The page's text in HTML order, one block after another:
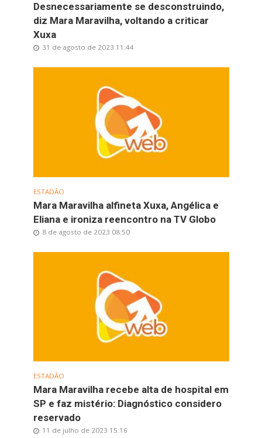
Desnecessariamente se desconstruindo,
diz Mara Maravilha, voltando a criticar
Xuxa
31 de agosto de 2023 11:44
ESTADÃO
Mara Maravilha alfineta Xuxa, Angélica e
Eliana e ironiza reencontro na TV Globo
8 de agosto de 2023 08:50
ESTADÃO
Mara Maravilha recebe alta de hospital em
SP e faz mistério: Diagnóstico considero
reservado
11 de julho de 2023 15:16